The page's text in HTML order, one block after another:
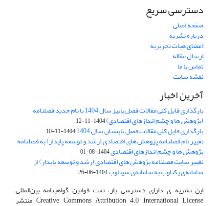
دسترسی سریع
صفحه اصلی
درباره نشریه
اعضای هیات تحریریه
ارسال مقاله
تماس با ما
نقشه سایت
آخرین اخبار
بارگذاری فایل کلی مقالات فصل پاییز سال 1404 با نام جدید فصلنامه
(پژوهش ها و چشم اندازهای اقتصادی)1404-11-12
بارگذاری فایل کلی مقالات فصل تابستان سال 1404 1404-11-10
تغییر نام فصلنامه پژوهش های اقتصادی (رشد و توسعه پایدار) به فصلنامه
پژوهش ها و چشم اندازهای اقتصادی1404-08-01
تغییر سایت فصلنامه پژوهش های اقتصادی (رشد و توسعه پایدار) از
سامانه‌ی یکتاوب به سامانه‌ی سیناوب1404-06-26
این نشریه ی دارای دسترسی باز، تحت قوانین گواهینامه بین‌المللی
Creative Commons Attribution 4.0 International License منتشر